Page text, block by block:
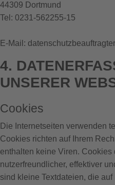
44309 Dortmund
Tel: 0231-562255-15
E-Mail:
4.
UNSERER
Cookies
Die Internetseiten verwenden
Cookies richten auf Ihrem
enthalten keine Viren.
nutzerfreundlicher, effektiver
sind kleine Textdateien, die